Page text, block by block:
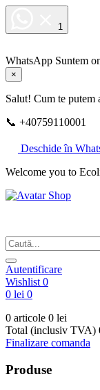
1
WhatsApp Suntem
×
Salut! Cum te putem
📞 +40759110001
Deschide în
Welcome you to
Autentificare
Wishlist 0
0 lei 0
0 articole 0 lei
Total (inclusiv TVA)
Finalizare comanda
Produse